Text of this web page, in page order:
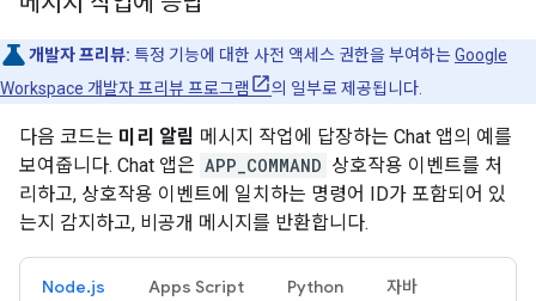
개발자 프리뷰: 특정 기능에 대한 사전 액세스 권한을 부여하는Google
Workspace 개발자 프리뷰 프로그램
의 일부로 제공됩니다.
다음 코드는 미리 알림 메시지 작업에 답장하는 Chat 앱의 예를
보여줍니다. Chat 앱은 APP_COMMAND 상호작용 이벤트를 처
리하고, 상호작용 이벤트에 일치하는 명령어 ID가 포함되어 있
는지 감지하고, 비공개 메시지를 반환합니다.
Node.js Apps Script Python 자바